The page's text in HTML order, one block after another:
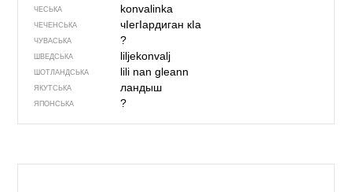
ЧЕСЬКА konvalinka
ЧЕЧЕНСЬКА чIегIардиган кIа
ЧУВАСЬКА ?
ШВЕДСЬКА liljekonvalj
ШОТЛАНДСЬКА lili nan gleann
ЯКУТСЬКА ландыш
ЯПОНСЬКА ?